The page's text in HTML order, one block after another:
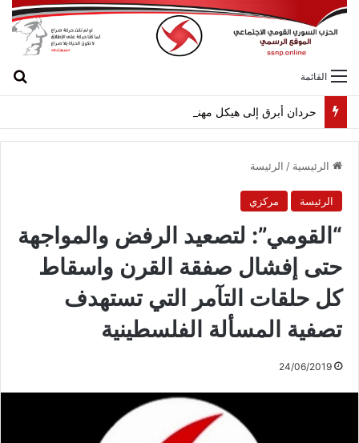
القائمة
حردان أبرق إلى هيكل مهنئاً بمناسبة عيد الجيش
الرئيسية / الرئيسة
الرئيسة مركزي
“القومي”: لتصعيد الرفض والمواجهة
حتى إفشال صفقة القرن واسقاط
كل حلقات التآمر التي تستهدف
تصفية المسألة الفلسطينية
24/06/2019